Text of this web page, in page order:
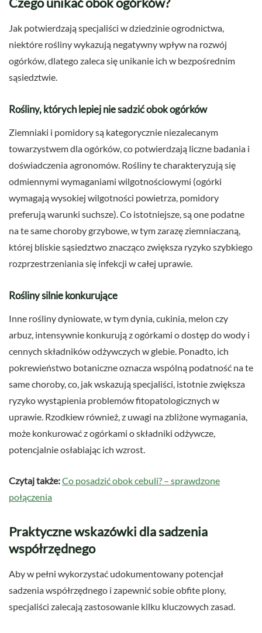
Jak potwierdzają specjaliści w dziedzinie ogrodnictwa,
niektóre rośliny wykazują negatywny wpływ na rozwój
ogórków, dlatego zaleca się unikanie ich w bezpośrednim
sąsiedztwie.
Rośliny, których lepiej nie sadzić obok ogórków
Ziemniaki i pomidory są kategorycznie niezalecanym
towarzystwem dla ogórków, co potwierdzają liczne badania i
doświadczenia agronomów. Rośliny te charakteryzują się
odmiennymi wymaganiami wilgotnościowymi (ogórki
wymagają wysokiej wilgotności powietrza, pomidory
preferują warunki suchsze). Co istotniejsze, są one podatne
na te same choroby grzybowe, w tym zarazę ziemniaczaną,
której bliskie sąsiedztwo znacząco zwiększa ryzyko szybkiego
rozprzestrzeniania się infekcji w całej uprawie.
Rośliny silnie konkurujące
Inne rośliny dyniowate, w tym dynia, cukinia, melon czy
arbuz, intensywnie konkurują z ogórkami o dostęp do wody i
cennych składników odżywczych w glebie. Ponadto, ich
pokrewieństwo botaniczne oznacza wspólną podatność na te
same choroby, co, jak wskazują specjaliści, istotnie zwiększa
ryzyko wystąpienia problemów fitopatologicznych w
uprawie. Rzodkiew również, z uwagi na zbliżone wymagania,
może konkurować z ogórkami o składniki odżywcze,
potencjalnie osłabiając ich wzrost.
Czytaj także:Co posadzić obok cebuli? – sprawdzone
połączenia
Praktyczne wskazówki dla sadzenia
współrzędnego
Aby w pełni wykorzystać udokumentowany potencjał
sadzenia współrzędnego i zapewnić sobie obfite plony,
specjaliści zalecają zastosowanie kilku kluczowych zasad.